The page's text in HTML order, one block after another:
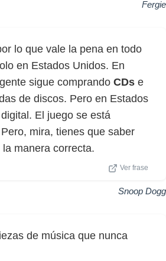
Fergie
lo que vale la pena en todo
en Estados Unidos. En
sigue comprando CDs e
de discos. Pero en Estados
El juego se está
mira, tienes que saber
manera correcta.
Ver frase
Snoop Dogg
de música que nunca